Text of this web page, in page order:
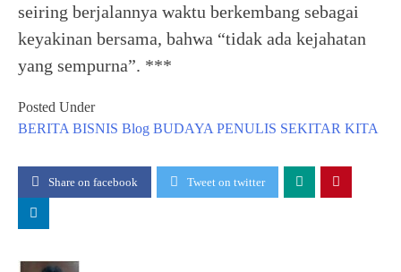
seiring berjalannya waktu berkembang sebagai
keyakinan bersama, bahwa “tidak ada kejahatan
yang sempurna”. ***
Posted Under
BERITA BISNIS Blog BUDAYA PENULIS SEKITAR KITA
Share on facebook Tweet on twitter